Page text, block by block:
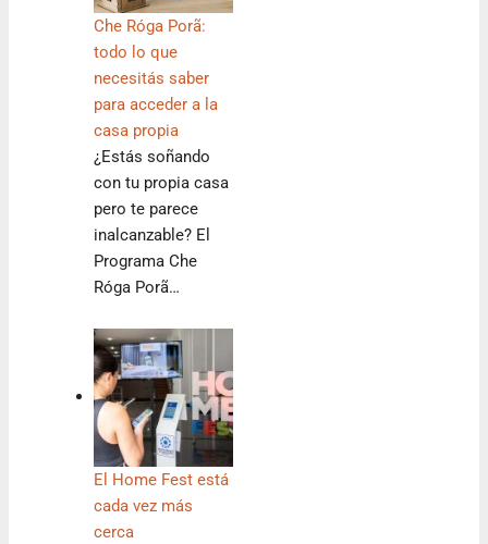
Che Róga Porã:
todo lo que
necesitás saber
para acceder a la
casa propia
¿Estás soñando
con tu propia casa
pero te parece
inalcanzable? El
Programa Che
Róga Porã…
El Home Fest está
cada vez más
cerca